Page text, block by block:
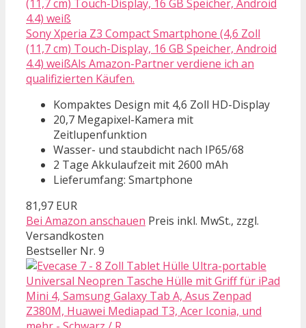
Sony Xperia Z3 Compact Smartphone (4,6 Zoll
(11,7 cm) Touch-Display, 16 GB Speicher, Android
4.4) weißAls Amazon-Partner verdiene ich an
qualifizierten Käufen.
Kompaktes Design mit 4,6 Zoll HD-Display
20,7 Megapixel-Kamera mit
Zeitlupenfunktion
Wasser- und staubdicht nach IP65/68
2 Tage Akkulaufzeit mit 2600 mAh
Lieferumfang: Smartphone
81,97 EUR
Bei Amazon anschauen Preis inkl. MwSt., zzgl.
Versandkosten
Bestseller Nr. 9